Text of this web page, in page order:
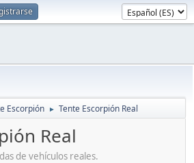
Escorpión ► Tente Escorpión Real
Real
de vehículos reales.